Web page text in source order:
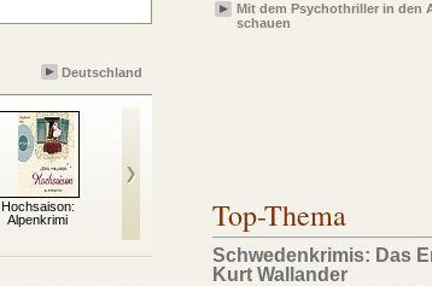
Deutschland
Hochsaison:
Alpenkrimi
Der König von Berlin Wunschdenken
Mit dem Psychothriller in den
schauen
Top-Thema
Schwedenkrimis: Das
Kurt Wallander